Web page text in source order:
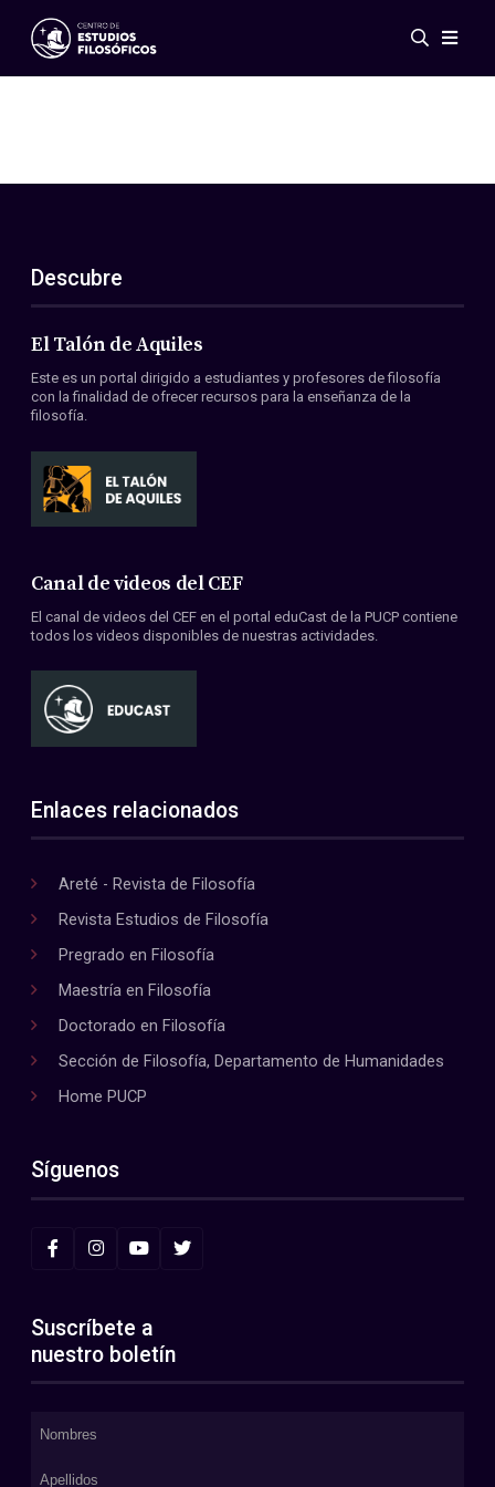
Eventos
ES
EN
Acerca de nosotros
Miembros
Convenios
Descubre
El Talón de Aquiles
Este es un portal dirigido a estudiantes y profesores de filosofía
con la finalidad de ofrecer recursos para la enseñanza de la
filosofía.
Canal de videos del CEF
El canal de videos del CEF en el portal eduCast de la PUCP contiene
todos los videos disponibles de nuestras actividades.
Enlaces relacionados
Areté - Revista de Filosofía
Revista Estudios de Filosofía
Pregrado en Filosofía
Maestría en Filosofía
Doctorado en Filosofía
Sección de Filosofía, Departamento de Humanidades
Home PUCP
Síguenos
Suscríbete a
nuestro boletín